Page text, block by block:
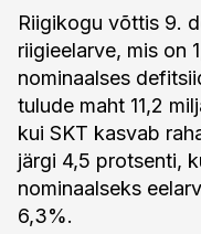
Riigikogu võttis 9.
riigieelarve, mis on
nominaalses
tulude maht 11,2
kui SKT kasvab
järgi 4,5 protsenti,
nominaalseks
6,3%.